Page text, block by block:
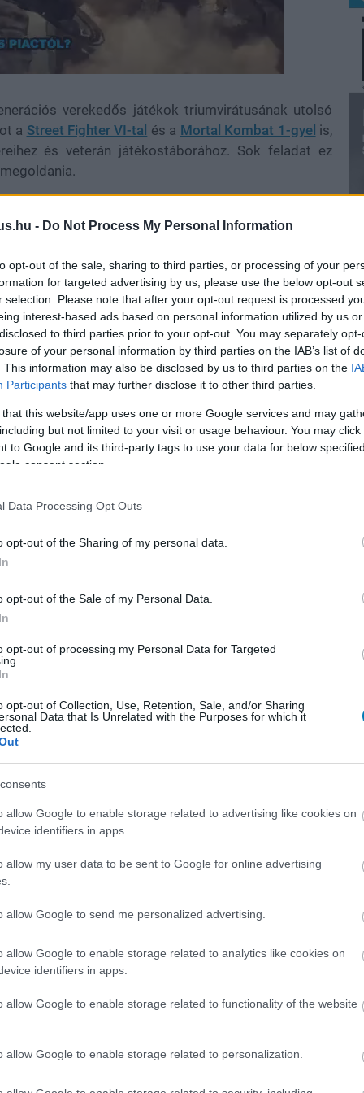
- Do Not Process My Personal Information
opt-out of the sale, sharing to third parties, or processing of your
for targeted advertising by us, please use the below opt-out
selection. Please note that after your opt-out request is processed
interest-based ads based on personal information utilized by us
to third parties prior to your opt-out. You may separately
of your personal information by third parties on the IAB’s list of
This information may also be disclosed by us to third parties on the
Participants that may further disclose it to other third parties.
that this website/app uses one or more Google services and may
but not limited to your visit or usage behaviour. You may
to Google and its third-party tags to use your data for below
consent section.
Data Processing Opt Outs
opt-out of the Sharing of my personal data.
opt-out of the Sale of my Personal Data.
opt-out of processing my Personal Data for Targeted
opt-out of Collection, Use, Retention, Sale, and/or Sharing
Data that Is Unrelated with the Purposes for which it
allow Google to enable storage related to advertising like cookies on
identifiers in apps.
allow my user data to be sent to Google for online advertising
allow Google to send me personalized advertising.
allow Google to enable storage related to analytics like cookies on
identifiers in apps.
allow Google to enable storage related to functionality of the website
allow Google to enable storage related to personalization.
verekedős játékok triumvirátusának utolsó
a Street Fighter VI-tal és a Mortal Kombat 1-gyel is,
és veterán játékostáborához. Sok feladat ez
egy tavalyi titán felemlegetése. A Street
szerelmesei vágytak: bőséges egyjátékos
közösségi élményeket, izgalmas harci
páratlan a piacon. Azt már most leszögezzük, hogy
hiányosságai a játéknak, bizony sokszor tett érte,
úgy a Tekken 8-cal is többet próbáltak kínálni a
bőven elég a magamfajta megszállott
több kell ennél. Szerencsére a srácoknak sikerült
ami Jin és Kazuya történetét viszi tovább. A
játszottak az előző részekkel, és összefoglalták a
videókkal. Ha megvolt a nagyjából 15 perces
észrevétlenül csúsznak át a játékmenetbe, mintha
össze. Minden karakternek van ideje tündökölni a
sokszor a sztori legemlékezetesebb pillanatait
irodalmi mélységet keresni: ez bizony egy shonen
jobbik fajtából. Szerencsére a zene és a látvány
lepörög laza 3-4 óra alatt.